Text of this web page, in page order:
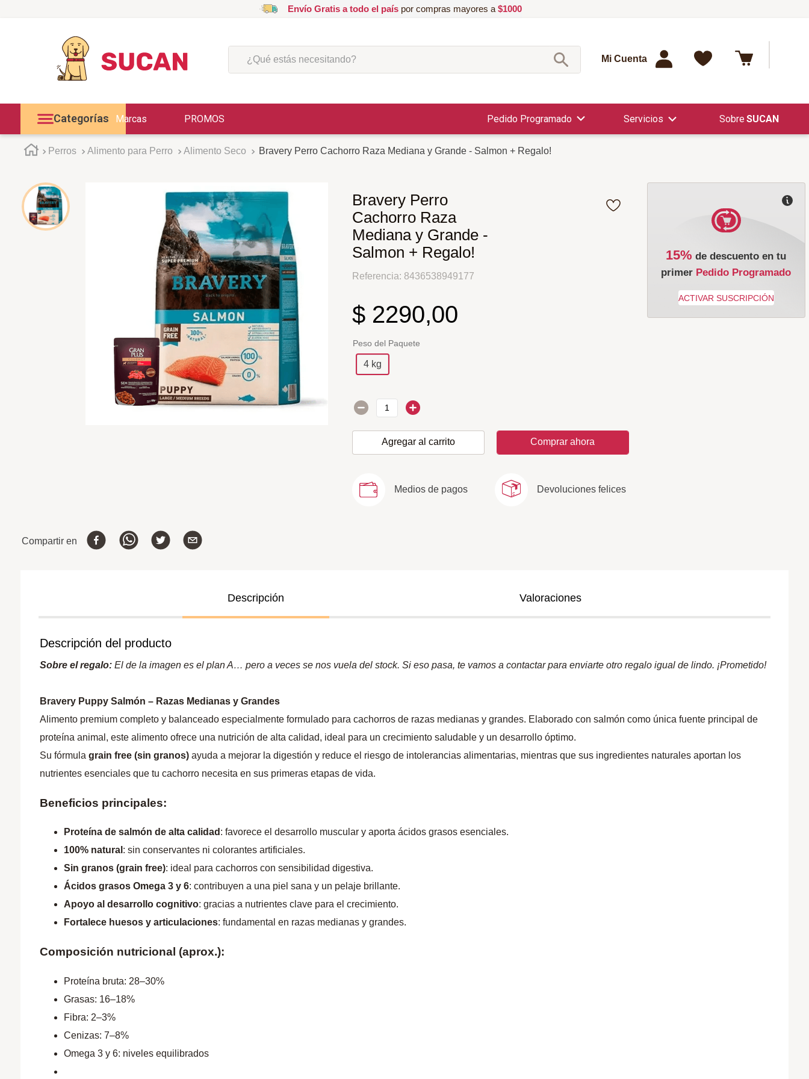
Envío Gratis a todo el paíspor compras mayores a $1000
¿Qué estás necesitando?
Mi Cuenta
Categorías Marcas PROMOS Pedido Programado Servicios SUCAN
Perros Alimento para Perro Alimento Seco Bravery Perro Cachorro Raza Mediana y Grande - Salmon + Regalo!
Bravery Perro
Cachorro Raza
Mediana y Grande -
Salmon + Regalo!
Referencia: 8436538949177
$ 2290,00
Peso del Paquete
4 kg
Agregar al carrito Comprar ahora
15% de descuento en tu
primer Pedido Programado
Medios de pagos Devoluciones felices
Compartir en
Descripción Valoraciones
Descripción del producto
Sobre el regalo: El de la imagen es el plan A… pero a veces se nos vuela del stock. Si eso pasa, te vamos a contactar para enviarte otro regalo igual de lindo. ¡Prometido!
Bravery Puppy Salmón – Razas Medianas y Grandes
Alimento premium completo y balanceado especialmente formulado para cachorros de razas medianas y grandes. Elaborado con salmón como única fuente principal de
proteína animal, este alimento ofrece una nutrición de alta calidad, ideal para un crecimiento saludable y un desarrollo óptimo.
Su fórmulagrain free (sin granos) ayuda a mejorar la digestión y reduce el riesgo de intolerancias alimentarias, mientras que sus ingredientes naturales aportan los
nutrientes esenciales que tu cachorro necesita en sus primeras etapas de vida.
Beneficios principales:
Proteína de salmón de alta calidad : favorece el desarrollo muscular y aporta ácidos grasos esenciales.
100% natural : sin conservantes ni colorantes artificiales.
Sin granos (grain free): ideal para cachorros con sensibilidad digestiva.
Ácidos grasos Omega 3 y 6: contribuyen a una piel sana y un pelaje brillante.
Apoyo al desarrollo cognitivo: gracias a nutrientes clave para el crecimiento.
Fortalece huesos y articulaciones: fundamental en razas medianas y grandes.
Composición nutricional (aprox.):
Proteína bruta: 28–30%
Grasas: 16–18%
Fibra: 2–3%
Cenizas: 7–8%
Omega 3 y 6: niveles equilibrados